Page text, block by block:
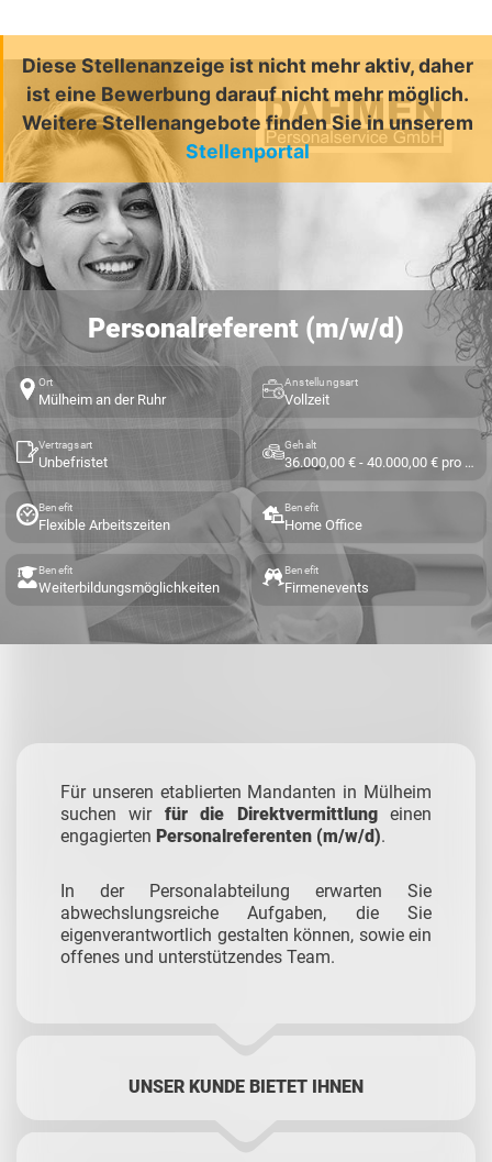
Diese Stellenanzeige ist nicht mehr aktiv, daher
ist eine Bewerbung darauf nicht mehr möglich.
Weitere Stellenangebote finden Sie in unserem
Stellenportal
Personalreferent (m/w/d)
Ort
Mülheim an der Ruhr
Anstellungsart
Vollzeit
Vertragsart
Unbefristet
Gehalt
36.000,00 € - 40.000,00 € pro Jahr
Benefit
Flexible Arbeitszeiten
Benefit
Home Office
Benefit
Weiterbildungsmöglichkeiten
Benefit
Firmenevents
Für unseren etablierten Mandanten in Mülheim
suchen wir für die Direktvermittlungeinen
engagierten Personalreferenten (m/w/d).
In der Personalabteilung erwarten Sie
abwechslungsreiche Aufgaben, die Sie
eigenverantwortlich gestalten können, sowie ein
offenes und unterstützendes Team.
UNSER KUNDE BIETET IHNEN